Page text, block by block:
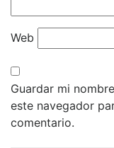
Web
Guardar mi
este navegador
comentario.